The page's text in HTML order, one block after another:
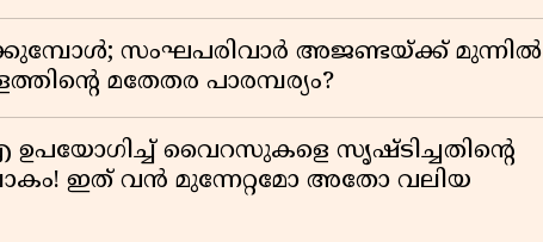
സംഘപരിവാർ അജണ്ടയ്ക്ക് മുന്നിൽ
മതേതര പാരമ്പര്യം?
ഉപയോഗിച്ച് വൈറസുകളെ സൃഷ്ടിച്ചതിന്റെ
ഇത് വൻ മുന്നേറ്റമോ അതോ വലിയ